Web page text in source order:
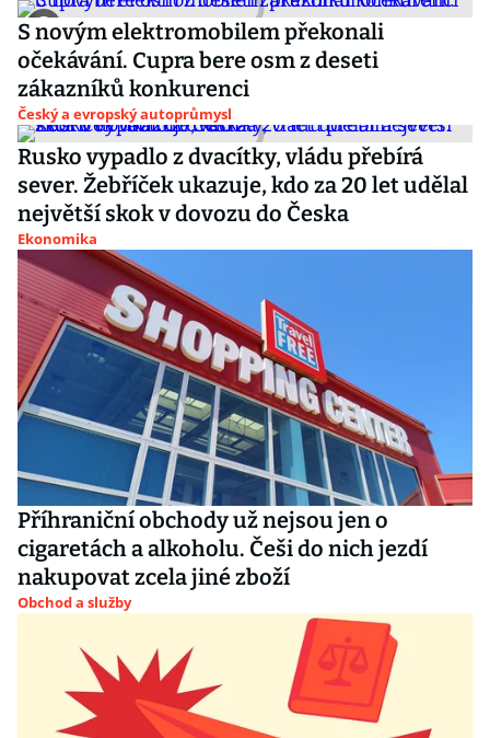
S novým elektromobilem překonali
očekávání. Cupra bere osm z deseti
zákazníků konkurenci
Český a evropský autoprůmysl
Rusko vypadlo z dvacítky, vládu přebírá
sever. Žebříček ukazuje, kdo za 20 let udělal
největší skok v dovozu do Česka
Ekonomika
Příhraniční obchody už nejsou jen o
cigaretách a alkoholu. Češi do nich jezdí
nakupovat zcela jiné zboží
Obchod a služby